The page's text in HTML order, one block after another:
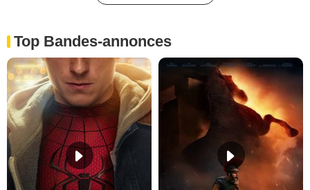
Top Bandes-annonces